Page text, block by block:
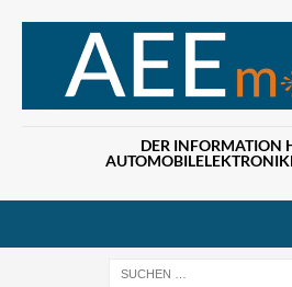
DER INFORMATION